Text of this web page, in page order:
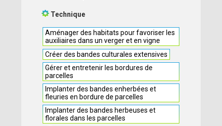
Technique
Aménager des habitats pour favoriser les
auxiliaires dans un verger et en vigne
Créer des bandes culturales extensives
Gérer et entretenir les bordures de
parcelles
Implanter des bandes enherbées et
fleuries en bordure de parcelles
Implanter des bandes herbeuses et
florales dans les parcelles